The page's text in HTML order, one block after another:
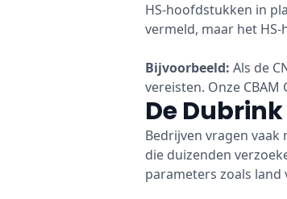
HS-hoofdstukken in
vermeld, maar het
Bijvoorbeeld: Als de
vereisten. Onze
De
Bedrijven vragen vaak
die duizenden
parameters zoals